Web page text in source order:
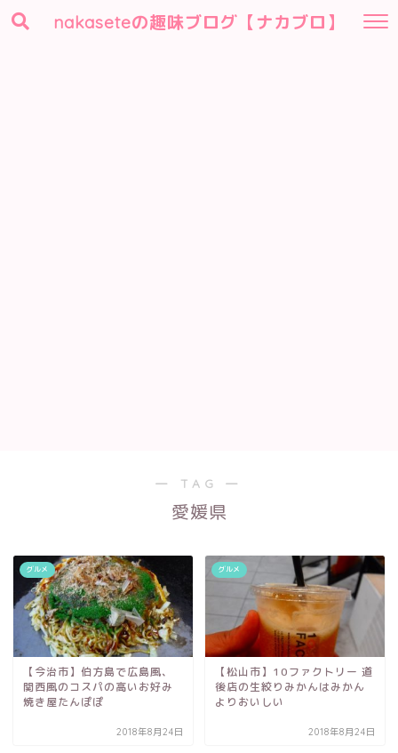
nakaseteの趣味ブログ【ナカブロ】
― TAG ―
愛媛県
グルメ
【今治市】伯方島で広島風、
関西風のコスパの高いお好み
焼き屋たんぽぽ
2018年8月24日
グルメ
【松山市】10ファクトリー 道
後店の生絞りみかんはみかん
よりおいしい
2018年8月24日